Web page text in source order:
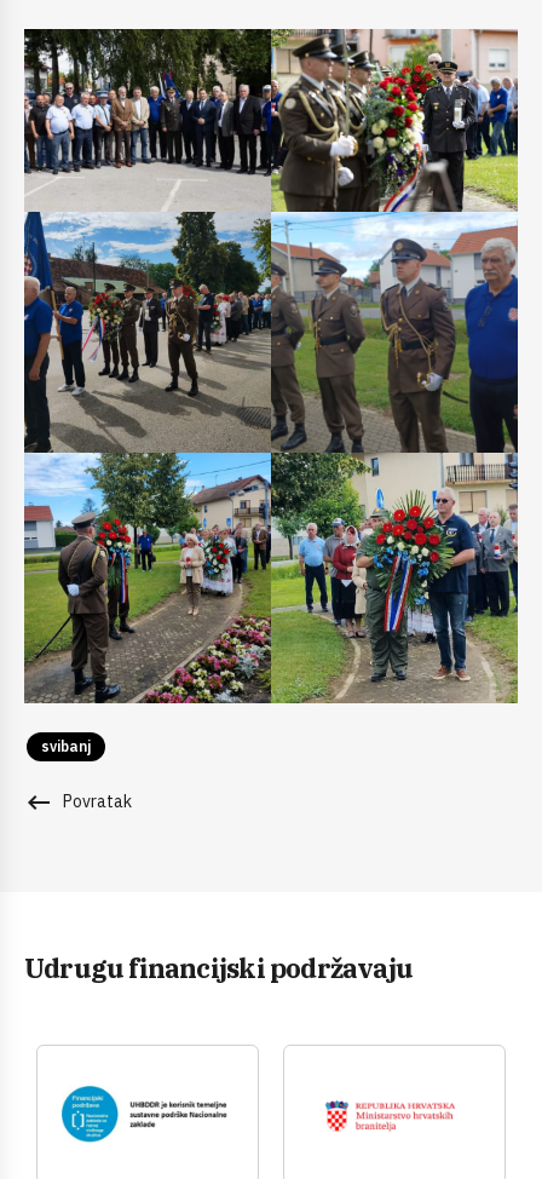
svibanj
keyboard_backspace Povratak
Udrugu financijski podržavaju